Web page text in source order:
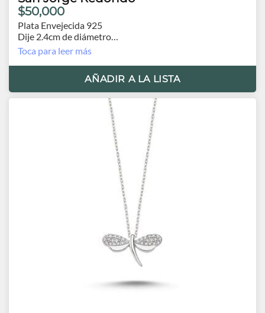
$50,000
Plata Envejecida 925
Dije 2.4cm de diámetro
Cadena 60 cm.
Toca para leer más
AÑADIR A LA LISTA